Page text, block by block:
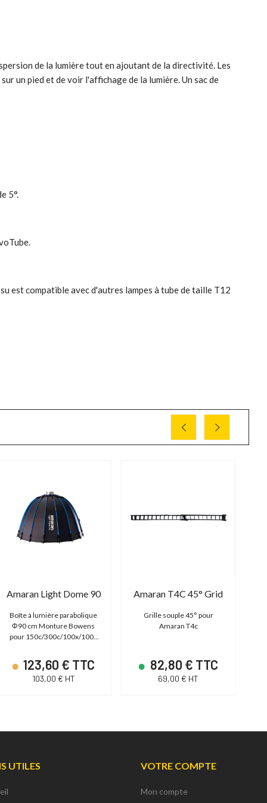
de la lumière tout en ajoutant de la directivité. Les
un pied et de voir l'affichage de la lumière. Un sac de
5°.
est compatible avec d'autres lampes à tube de taille T12
Amaran Light Dome 90
Boîte à lumière parabolique
Φ90 cm Monture Bowens
pour 150c/300c/100x/100d
123,60 € TTC
103,00 € HT
Amaran T4C 45° Grid
Grille souple 45° pour
Amaran T4c
82,80 € TTC
69,00 € HT
UTILES VOTRE COMPTE
Mon compte